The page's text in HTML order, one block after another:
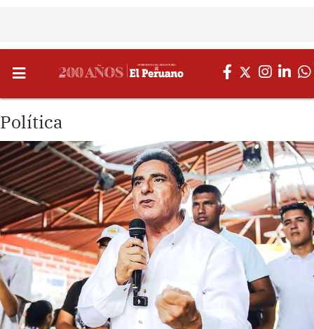
Política